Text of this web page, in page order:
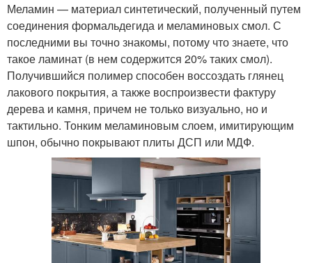
Меламин — материал синтетический, полученный путем
соединения формальдегида и меламиновых смол. С
последними вы точно знакомы, потому что знаете, что
такое ламинат (в нем содержится 20% таких смол).
Получившийся полимер способен воссоздать глянец
лакового покрытия, а также воспроизвести фактуру
дерева и камня, причем не только визуально, но и
тактильно. Тонким меламиновым слоем, имитирующим
шпон, обычно покрывают плиты ДСП или МДФ.